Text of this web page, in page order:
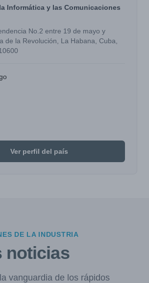
Informática y las Comunicaciones
No.2 entre 19 de mayo y
de la Revolución, La Habana, Cuba,
Ver perfil del país
DE LA INDUSTRIA
noticias
vanguardia de los rápidos